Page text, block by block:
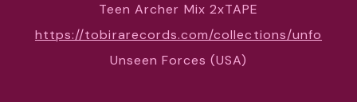
Teen Archer Mix 2xTAPE
https://tobirarecords.com/collections/unfo
Unseen Forces (USA)